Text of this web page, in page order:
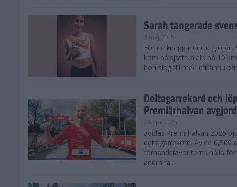
Sarah tangerade
3 maj 2025
För en knapp månad gjorde
kom på sjätte plats på 10
hon slog till med ett ännu
Deltagarrekord och
Premiärhalvan
28 apr 2025
adidas Premirhalvan 2025
deltagarrekord. Av de 6,500
förhandsfavoriterna hålla
andra ra...